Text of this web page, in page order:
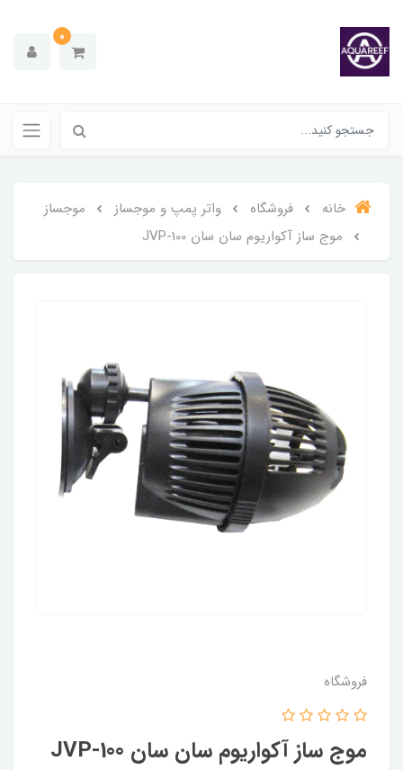
0
خانه فروشگاه واتر پمپ و موجساز
موجساز
موج ساز آکواریوم سان سان JVP-100
فروشگاه
موج ساز آکواریوم سان سان JVP-100